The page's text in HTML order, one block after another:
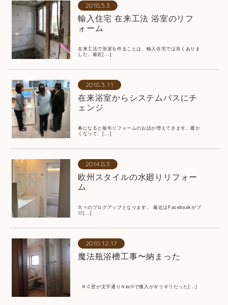
2018.5.3
輸入住宅 在来工法 浴室のリフ
ォーム
在来工法で浴室を作ることは、輸入住宅では良くありま
した。最近[...]
2018.3.11
在来浴室からシステムバスにチ
ェンジ
春になると毎年リフォームのお話が増えてきます。暖か
くなって、[...]
2014.8.3
欧州スタイルの水廻りリフォー
ム
久々のブログアップとなります。 最近はFacebookがブ
ロ[...]
2010.12.17
魔法瓶浴槽工事〜納まった
ＲＣ壁が文字通りＮechで搬入がギリギリだった[...]